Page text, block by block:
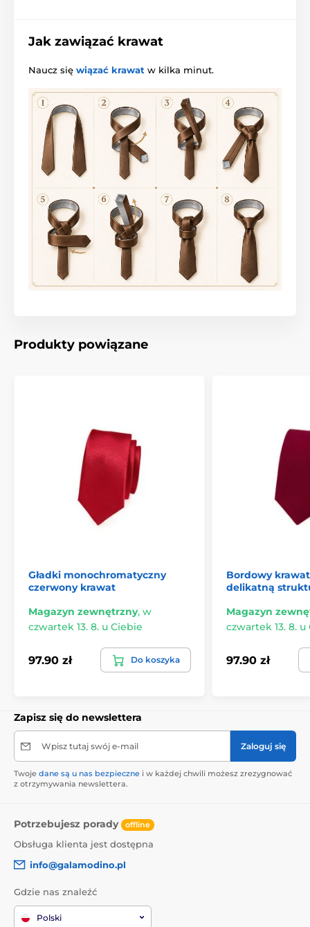
Jak zawiązać krawat
Naucz się wiązać krawat w kilka minut.
Produkty powiązane
Gładki monochromatyczny
czerwony krawat
Magazyn zewnętrzny, w
czwartek 13. 8. u Ciebie
97.90 zł Do koszyka
Bordowy
delikatną
Magazyn
czwartek 13. 8. u
97.90 zł
Zapisz się do newslettera
Wpisz tutaj swój e-mail Zaloguj się
Twoje dane są u nas bezpieczne i w każdej chwili możesz zrezygnować
z otrzymywania newslettera.
Potrzebujesz porady offline
Obsługa klienta jest dostępna
info@galamodino.pl
Gdzie nas znaleźć
Polski